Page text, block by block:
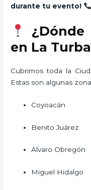
durante tu evento!
en La
Cubrimos toda la
Estas son algunas
Coyoacán
Benito Juárez
Álvaro Obregón
Miguel Hidalgo